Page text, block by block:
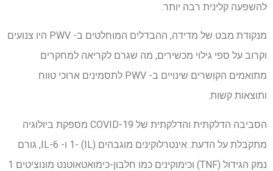
להשפעה קלינית רבה יותר.
מנקודת מבט של מדידה, ההבדלים המוחלטים ב- PWV היו צנועים
וקרוב על ספי גילוי מכשירים, מה שגרם לקריאה למחקרים
מתואמים הקושרים שינויים ב- PWV לתסמינים ארוכי טווח
ותוצאות קשות.
הסביבה הדלקתית והדלקתית של COVID-19 מספקת ביולוגיה
מתקבלת על הדעת. אינטרלוקינים מוגבהים (IL) -1 ו- IL-6, גורם
נמק הגידול (TNF) וכימוקינים כמו חלבון-כימואטאוטנט מונוציטים 1